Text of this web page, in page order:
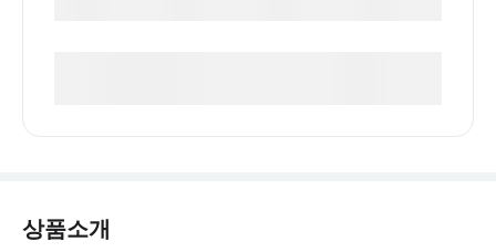
상품소개